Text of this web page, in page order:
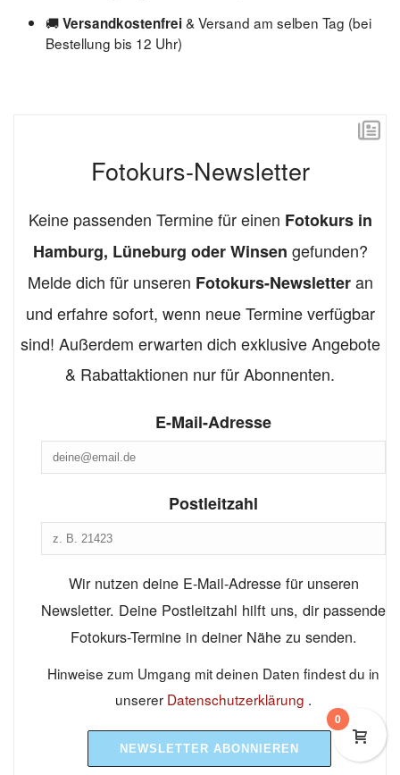
🚚Versandkostenfrei& Versand am selben Tag (bei
Bestellung bis 12 Uhr)
Fotokurs-Newsletter
Keine passenden Termine für einen Fotokurs in
Hamburg, Lüneburg oder Winsen gefunden?
Melde dich für unseren Fotokurs-Newsletteran
und erfahre sofort, wenn neue Termine verfügbar
sind! Außerdem erwarten dich exklusive Angebote
& Rabattaktionen nur für Abonnenten.
E-Mail-Adresse
Postleitzahl
Wir nutzen deine E-Mail-Adresse für unseren
Newsletter. Deine Postleitzahl hilft uns, dir passende
Fotokurs-Termine in deiner Nähe zu senden.
Hinweise zum Umgang mit deinen Daten findest du in
unserer Datenschutzerklärung .
NEWSLETTER ABONNIEREN
0